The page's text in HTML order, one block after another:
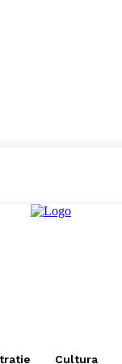
Cultura